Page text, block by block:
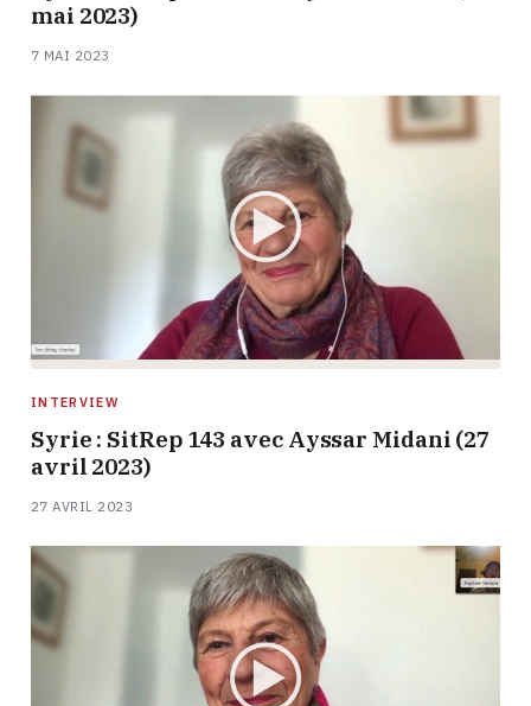
mai 2023)
7 MAI 2023
INTERVIEW
Syrie : SitRep 143 avec Ayssar Midani (27
avril 2023)
27 AVRIL 2023